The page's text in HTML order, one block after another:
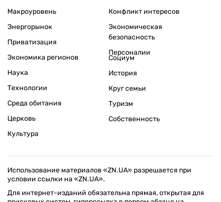
Макроуровень
Энергорынок
Приватизация
Экономика регионов
Конфликт интересов
Экономическая
безопасность
Персоналии
Наука
Технологии
Среда обитания
Церковь
Культура
Социум
История
Круг семьи
Туризм
Собственность
Использование материалов «ZN.UA» разрешается при
условии ссылки на «ZN.UA».
Для интернет-изданий обязательна прямая, открытая для